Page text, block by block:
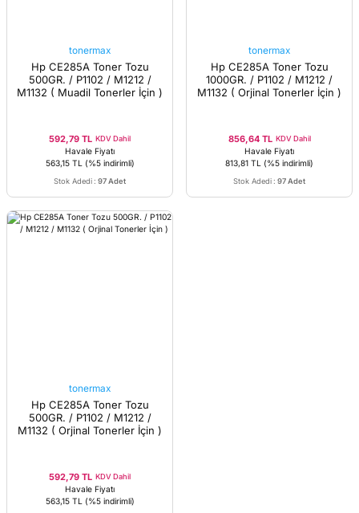
tonermax
Hp CE285A Toner Tozu
500GR. / P1102 / M1212 /
M1132 ( Muadil Tonerler İçin )
592,79 TL KDV Dahil
Havale Fiyatı
563,15 TL
(%5 indirimli)
Stok Adedi : 97 Adet
tonermax
Hp CE285A Toner Tozu
1000GR. / P1102 / M1212 /
M1132 ( Orjinal Tonerler İçin )
856,64 TL KDV Dahil
Havale Fiyatı
813,81 TL (%5 indirimli)
Stok Adedi : 97 Adet
tonermax
Hp CE285A Toner Tozu
500GR. / P1102 / M1212 /
M1132 ( Orjinal Tonerler İçin )
592,79 TL KDV Dahil
Havale Fiyatı
563,15 TL
(%5 indirimli)